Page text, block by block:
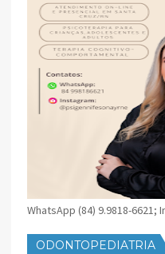
WhatsApp (84) 9.9818-
ODONTOPEDIATRIA